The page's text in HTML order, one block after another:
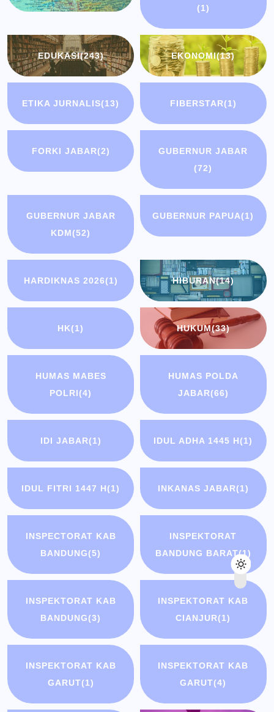
(1)
EDUKASI(243) EKONOMI(13)
ETIKA JURNALIS(13) FIBERSTAR(1)
FORKI JABAR(2)
GUBERNUR JABAR
(72)
GUBERNUR JABAR
KDM(52)
GUBERNUR PAPUA(1)
HARDIKNAS 2026(1) HIBURAN(14)
HK(1) HUKUM(33)
HUMAS MABES
POLRI(4)
HUMAS POLDA
JABAR(66)
IDI JABAR(1) IDUL ADHA 1445 H(1)
IDUL FITRI 1447 H(1) INKANAS JABAR(1)
INSPECTORAT KAB
BANDUNG(5)
INSPEKTORAT
BANDUNG BARAT(1)
INSPEKTORAT KAB
BANDUNG(3)
INSPEKTORAT KAB
CIANJUR(1)
INSPEKTORAT KAB
GARUT(1)
INSPEKTORAT KAB
GARUT(4)